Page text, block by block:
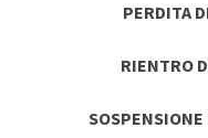
PERDITA
RIENTRO